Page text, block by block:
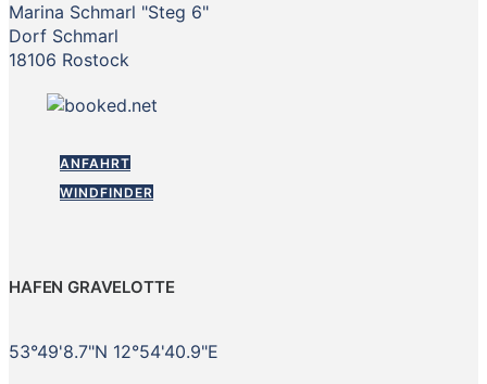
Marina Schmarl "Steg 6"
Dorf Schmarl
18106 Rostock
ANFAHRT
WINDFINDER
HAFEN GRAVELOTTE
53°49'8.7"N 12°54'40.9"E